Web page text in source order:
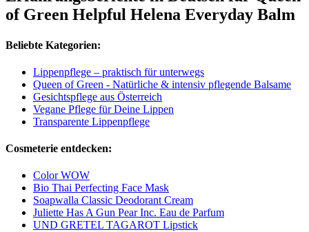
of Green Helpful Helena Everyday Balm
Beliebte Kategorien:
Lippenpflege – praktisch für unterwegs
Queen of Green - Natürliche & intensiv pflegende Balsame
Gesichtspflege aus Österreich
Vegane Pflege für Deine Lippen
Transparente Lippenpflege
Cosmeterie entdecken:
Color WOW
Bio Thai Perfecting Face Mask
Soapwalla Classic Deodorant Cream
Juliette Has A Gun Pear Inc. Eau de Parfum
UND GRETEL TAGAROT Lipstick